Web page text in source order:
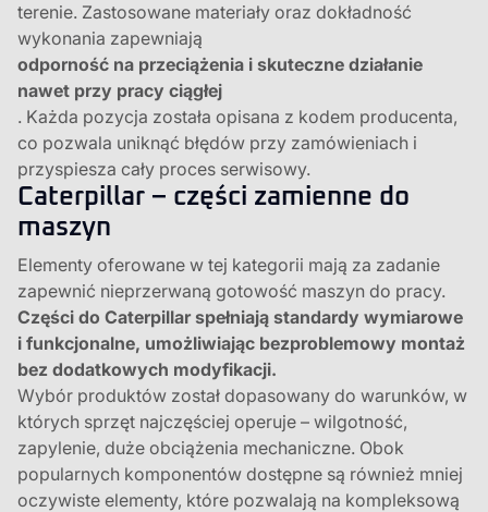
terenie. Zastosowane materiały oraz dokładność
wykonania zapewniają
odporność na przeciążenia i skuteczne działanie
nawet przy pracy ciągłej
. Każda pozycja została opisana z kodem producenta,
co pozwala uniknąć błędów przy zamówieniach i
przyspiesza cały proces serwisowy.
Caterpillar – części zamienne do
maszyn
Elementy oferowane w tej kategorii mają za zadanie
zapewnić nieprzerwaną gotowość maszyn do pracy.
Części do Caterpillar spełniają standardy wymiarowe
i funkcjonalne, umożliwiając bezproblemowy montaż
bez dodatkowych modyfikacji.
Wybór produktów został dopasowany do warunków, w
których sprzęt najczęściej operuje – wilgotność,
zapylenie, duże obciążenia mechaniczne. Obok
popularnych komponentów dostępne są również mniej
oczywiste elementy, które pozwalają na kompleksową